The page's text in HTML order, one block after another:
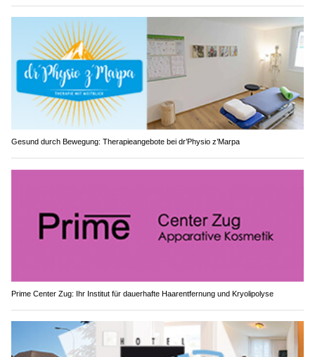
Gesund durch Bewegung: Therapieangebote bei dr’Physio z’Marpa
Prime Center Zug: Ihr Institut für dauerhafte Haarentfernung und Kryolipolyse